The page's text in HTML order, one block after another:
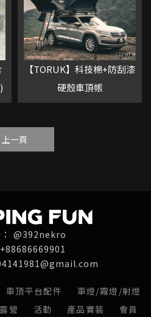
【TORUK】科技棉+防刮漆
硬殼車頂帳
上一頁
@392nekro
+88686669901
車頂平台配件
車燈/霧燈/射燈
營 活動 產品實裝 會員